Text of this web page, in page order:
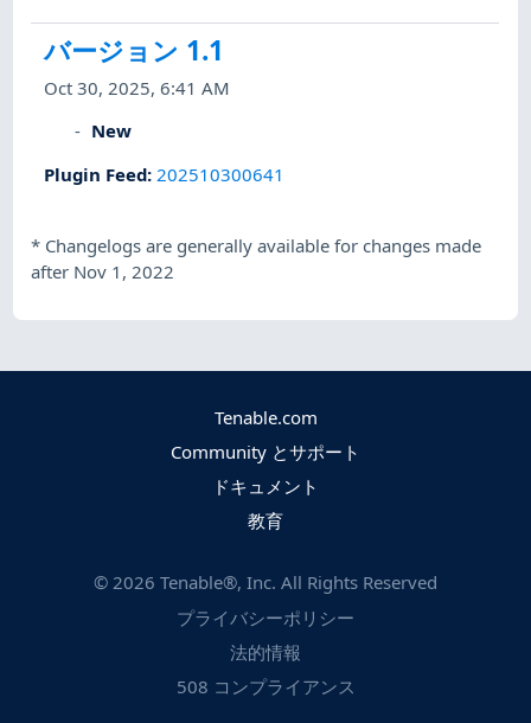
バージョン 1.1
Oct 30, 2025, 6:41 AM
New
Plugin Feed: 202510300641
* Changelogs are generally available for changes made
after Nov 1, 2022
Tenable.com
Community とサポート
ドキュメント
教育
© 2026 Tenable®, Inc. All Rights Reserved
プライバシーポリシー
法的情報
508 コンプライアンス